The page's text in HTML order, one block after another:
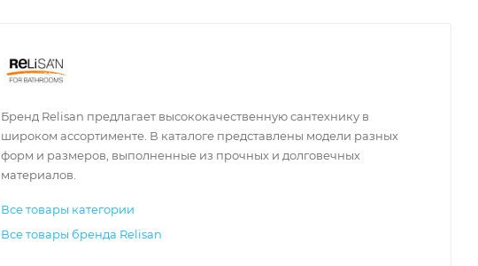
Бренд Relisan предлагает высококачественную сантехнику в
широком ассортименте. В каталоге представлены модели разных
форм и размеров, выполненные из прочных и долговечных
материалов.
Все товары категории
Все товары бренда Relisan